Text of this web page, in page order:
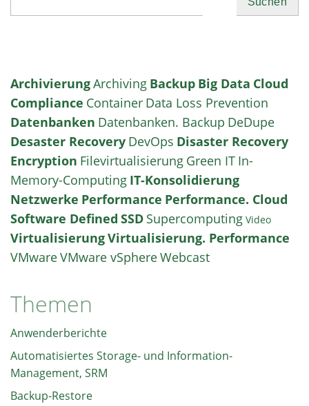
ArchivierungArchiving Backup Big Data Cloud
Compliance Container Data Loss Prevention
Datenbanken Datenbanken. Backup DeDupe
Desaster Recovery DevOps Disaster Recovery
Encryption Filevirtualisierung Green IT In-
Memory-Computing IT-Konsolidierung
Netzwerke Performance Performance. Cloud
Software Defined SSD Supercomputing Video
VirtualisierungVirtualisierung. Performance
VMwareVMware vSphereWebcast
Themen
Anwenderberichte
Automatisiertes Storage- und Information-
Management, SRM
Backup-Restore